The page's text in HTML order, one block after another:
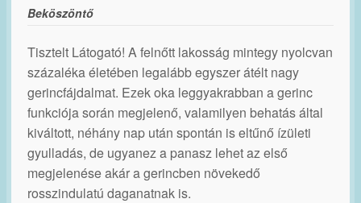
Beköszöntő
Tisztelt Látogató! A felnőtt lakosság mintegy nyolcvan
százaléka életében legalább egyszer átélt nagy
gerincfájdalmat. Ezek oka leggyakrabban a gerinc
funkciója során megjelenő, valamilyen behatás által
kiváltott, néhány nap után spontán is eltűnő ízületi
gyulladás, de ugyanez a panasz lehet az első
megjelenése akár a gerincben növekedő
rosszindulatú daganatnak is.